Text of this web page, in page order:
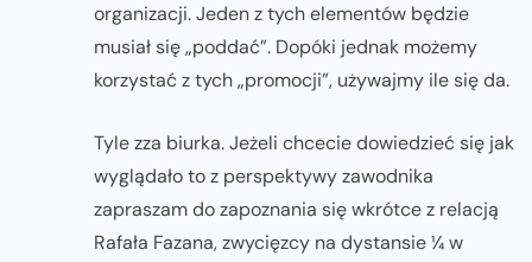
organizacji. Jeden z tych elementów będzie
musiał się „poddać”. Dopóki jednak możemy
korzystać z tych „promocji”, używajmy ile się da.
Tyle zza biurka. Jeżeli chcecie dowiedzieć się jak
wyglądało to z perspektywy zawodnika
zapraszam do zapoznania się wkrótce z relacją
Rafała Fazana, zwycięzcy na dystansie ¼ w